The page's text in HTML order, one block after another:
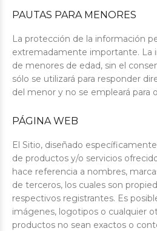
PAUTAS PARA MENORES
La protección de la información
extremadamente importante. La
de menores de edad, sin el
sólo se utilizará para responder
del menor y no se empleará para
PÁGINA WEB
El Sitio, diseñado
de productos y/o servicios
hace referencia a nombres,
de terceros, los cuales son
respectivos registrantes. Es
imágenes, logotipos o cualquier
productos no sean exactos o